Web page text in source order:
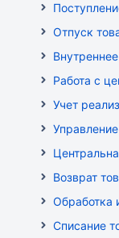
Отпуск
Работа с
Учет
Возврат
Обработка
Списание